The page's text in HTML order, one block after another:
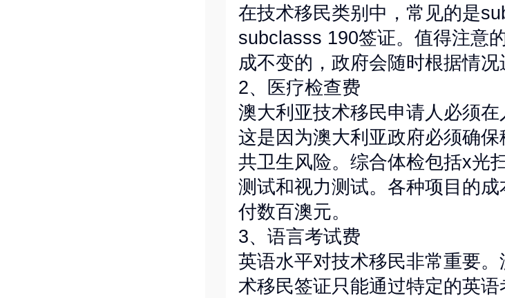
在技术移民类别中，常见的是
subclasss 190签证。值得注意
成不变的，政府会随时根据情况
2、医疗检查费
澳大利亚技术移民申请人必须在
这是因为澳大利亚政府必须确
共卫生风险。综合体检包括x光
测试和视力测试。各种项目的
付数百澳元。
3、语言考试费
英语水平对技术移民非常重要
术移民签证只能通过特定的英